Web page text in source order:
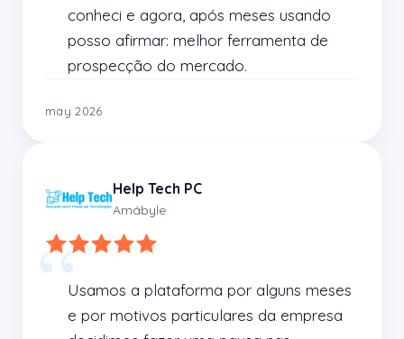
conheci e agora, após meses usando
posso afirmar: melhor ferramenta de
prospecção do mercado.
may 2026
Help Tech PC
Amábyle
Usamos a plataforma por alguns meses
e por motivos particulares da empresa